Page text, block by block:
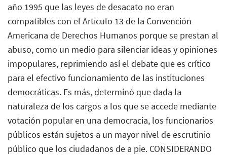
año 1995 que las leyes de desacato no eran
compatibles con el Artículo 13 de la Convención
Americana de Derechos Humanos porque se prestan al
abuso, como un medio para silenciar ideas y opiniones
impopulares, reprimiendo así el debate que es crítico
para el efectivo funcionamiento de las instituciones
democráticas. Es más, determinó que dada la
naturaleza de los cargos a los que se accede mediante
votación popular en una democracia, los funcionarios
públicos están sujetos a un mayor nivel de escrutinio
público que los ciudadanos de a pie. CONSIDERANDO